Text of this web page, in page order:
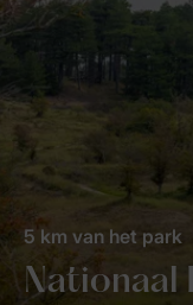
Nationaal
5 km van het park